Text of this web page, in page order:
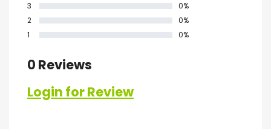
3
0%
2
0%
1
0%
0 Reviews
Login for Review